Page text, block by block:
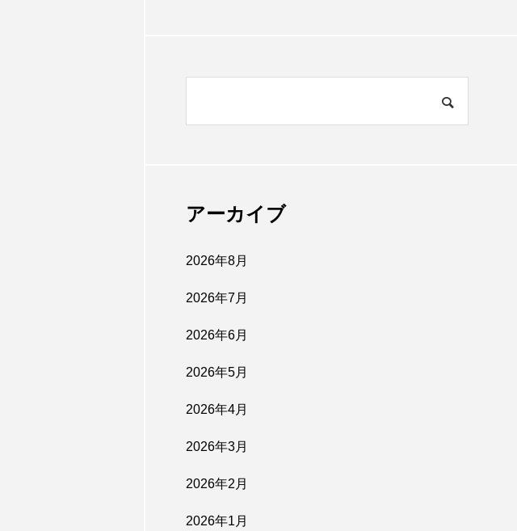
アーカイブ
2026年8月
2026年7月
2026年6月
2026年5月
2026年4月
2026年3月
2026年2月
2026年1月